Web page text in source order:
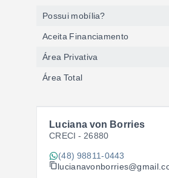
Possui mobília?
Aceita Financiamento
Área Privativa
Área Total
Luciana von Borries
CRECI - 26880
(48) 98811-0443